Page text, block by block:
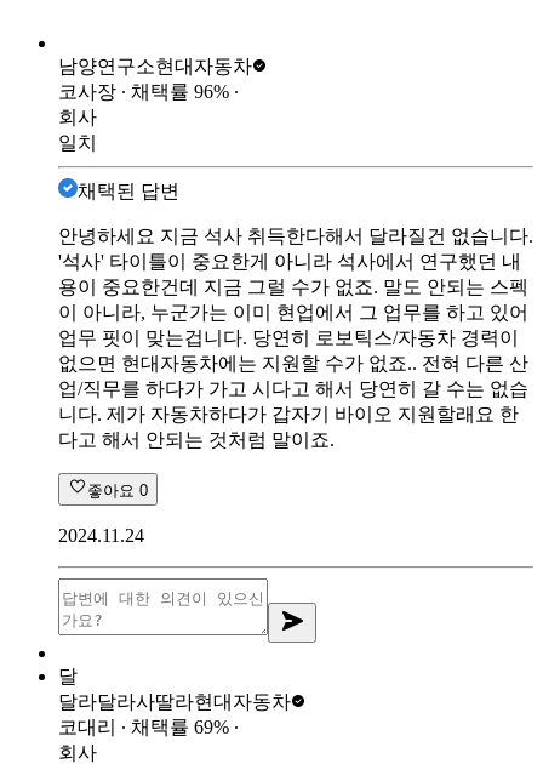
남양연구소현대자동차
코사장 ∙ 채택률 96% ∙
회사
일치
채택된 답변
안녕하세요 지금 석사 취득한다해서 달라질건 없습니다.
'석사' 타이틀이 중요한게 아니라 석사에서 연구했던 내
용이 중요한건데 지금 그럴 수가 없죠. 말도 안되는 스펙
이 아니라, 누군가는 이미 현업에서 그 업무를 하고 있어
업무 핏이 맞는겁니다. 당연히 로보틱스/자동차 경력이
없으면 현대자동차에는 지원할 수가 없죠.. 전혀 다른 산
업/직무를 하다가 가고 시다고 해서 당연히 갈 수는 없습
니다. 제가 자동차하다가 갑자기 바이오 지원할래요 한
다고 해서 안되는 것처럼 말이죠.
좋아요 0
2024.11.24
달
달라달라사딸라현대자동차
코대리 ∙ 채택률 69% ∙
회사